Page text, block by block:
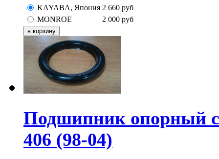
KAYABA, Япония 2 660 руб
MONROE
2 000 руб
Подшипник опорный
406 (98-04)